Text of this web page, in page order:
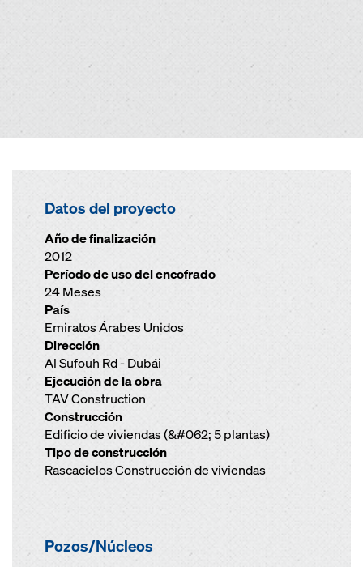
Datos del proyecto
Año de finalización
2012
Período de uso del encofrado
24 Meses
País
Emiratos Árabes Unidos
Dirección
Al Sufouh Rd - Dubái
Ejecución de la obra
TAV Construction
Construcción
Edificio de viviendas (&#062; 5 plantas)
Tipo de construcción
Rascacielos Construcción de viviendas
Pozos/Núcleos